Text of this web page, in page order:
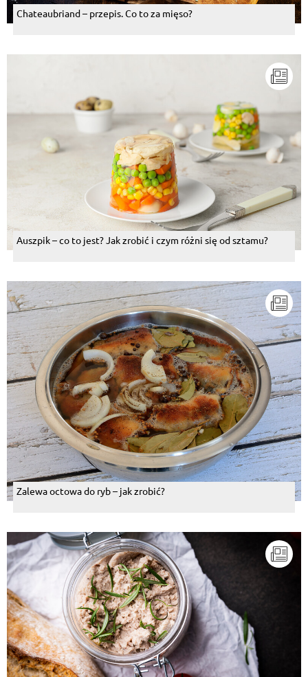
Chateaubriand – przepis. Co to za mięso?
Auszpik – co to jest? Jak zrobić i czym różni się od sztamu?
Zalewa octowa do ryb – jak zrobić?